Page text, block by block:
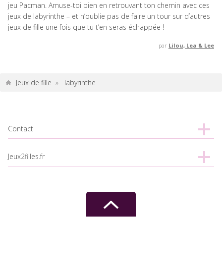
jeu Pacman. Amuse-toi bien en retrouvant ton chemin avec ces
jeux de labyrinthe – et n’oublie pas de faire un tour sur d’autres
jeux de fille une fois que tu t’en seras échappée !
par Lilou, Lea & Lee
Jeux de fille » labyrinthe
Contact
Jeux2filles.fr